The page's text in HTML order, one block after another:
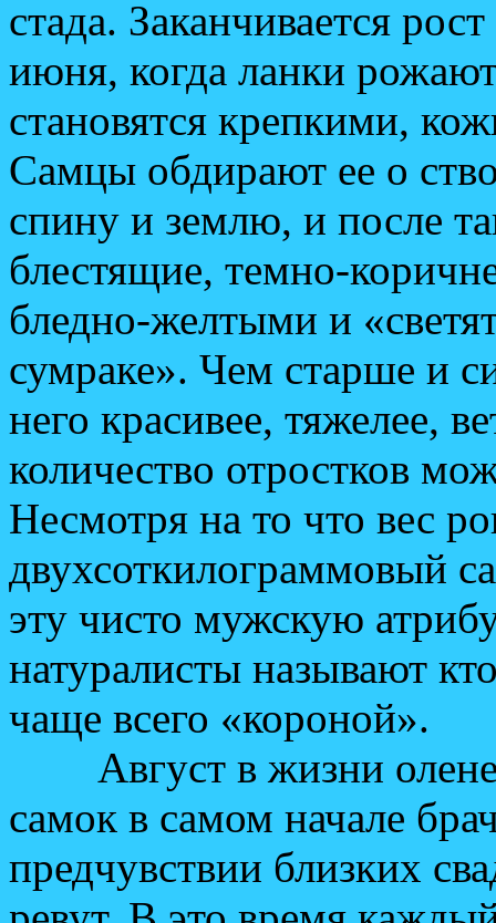
стада. Заканчивается
июня, когда ланки
становятся крепкими,
Самцы обдирают ее о
спину и землю, и после
блестящие, темно-
бледно-желтыми и
сумраке». Чем старше и
него красивее, тяжелее,
количество отростков
Несмотря на то что вес
двухсоткилограммовый
эту чисто мужскую
натуралисты называют
чаще всего «короной».
Август в жизни
самок в самом начале
предчувствии близких